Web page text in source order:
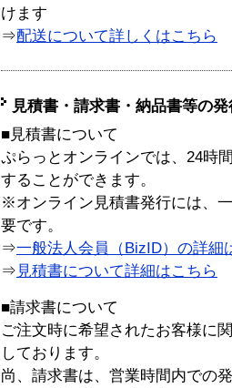
けます
⇒配送について詳しくはこちら
見積書・請求書・納品書等の
■見積書について
ぷらっとオンラインでは、24時
することができます。
※オンライン見積書発行には、
要です。
⇒一般法人会員（BizID）の詳細
⇒ 見積書について詳細はこちら
■請求書について
ご注文時に希望されたお客様に
しております。
尚、請求書は、営業時間内での